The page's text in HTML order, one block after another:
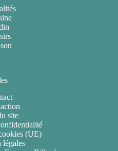
site
(UE)
légales